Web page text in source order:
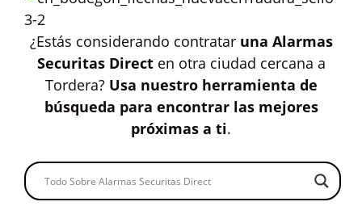
¿Estás considerando contratar una Alarmas
Securitas Directen otra ciudad cercana a
Tordera? Usa nuestro herramienta de
búsqueda para encontrar las mejores
próximas a ti.